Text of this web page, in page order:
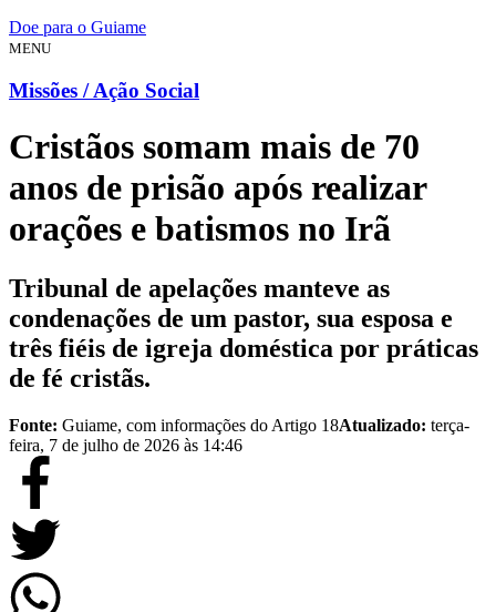
Doe para o Guiame
MENU
Missões / Ação Social
Cristãos somam mais de 70
anos de prisão após realizar
orações e batismos no Irã
Tribunal de apelações manteve as
condenações de um pastor, sua esposa e
três fiéis de igreja doméstica por práticas
de fé cristãs.
Fonte: Guiame, com informações do Artigo 18Atualizado: terça-
feira, 7 de julho de 2026 às 14:46